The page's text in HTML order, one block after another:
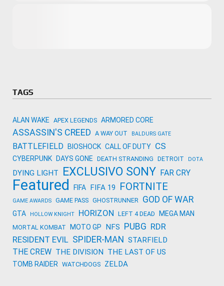
TAGS
ALAN WAKE APEX LEGENDS ARMORED CORE
ASSASSIN'S CREED A WAY OUT BALDURS GATE
BATTLEFIELD BIOSHOCK CALL OF DUTY CS
CYBERPUNK DAYS GONE DEATH STRANDING DETROIT DOTA
DYING LIGHT EXCLUSIVO SONY FAR CRY
Featured FIFA FIFA 19 FORTNITE
GAME AWARDS GAME PASS GHOSTRUNNER GOD OF WAR
GTA HOLLOW KNIGHT HORIZON LEFT 4 DEAD MEGA MAN
MORTAL KOMBAT MOTO GP NFS PUBG RDR
RESIDENT EVIL SPIDER-MAN STARFIELD
THE CREW THE DIVISION THE LAST OF US
TOMB RAIDER WATCHDOGS ZELDA